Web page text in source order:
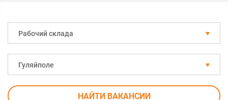
Рабочий склада
Гуляйполе
НАЙТИ ВАКАНСИИ